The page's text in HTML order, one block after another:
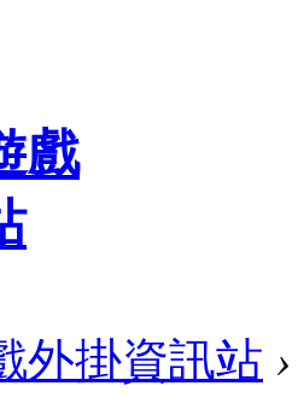
外掛資訊站 ›